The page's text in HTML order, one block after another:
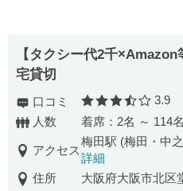
【タクシー代2千
宅貸切
口コミ 口コ
3.9
人数
着席：2名 ～ 114名
アクセス
梅田駅 (梅田・中
詳細
住所
大阪府大阪市北区